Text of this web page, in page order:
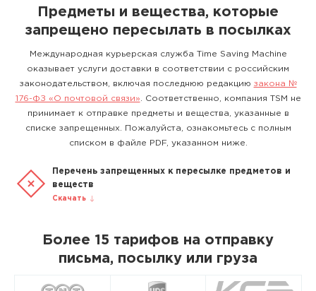
Предметы и вещества, которые
запрещено пересылать в посылках
Международная курьерская служба Time Saving Machine
оказывает услуги доставки в соответствии с российским
законодательством, включая последнюю редакцию закона №
176-ФЗ «О почтовой связи» . Соответственно, компания TSM не
принимает к отправке предметы и вещества, указанные в
списке запрещенных. Пожалуйста, ознакомьтесь с полным
списком в файле PDF, указанном ниже.
Перечень запрещенных к пересылке предметов и
веществ
Скачать
Более 15 тарифов на отправку
письма, посылку или груза